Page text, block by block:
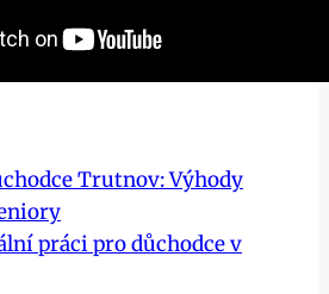
Trutnov: Výhody
práci pro důchodce v